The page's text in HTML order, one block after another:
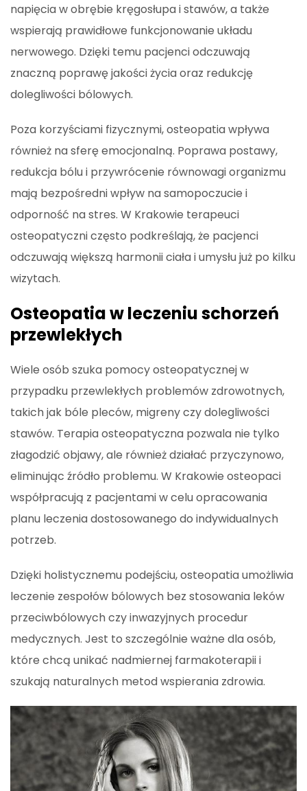
napięcia w obrębie kręgosłupa i stawów, a także
wspierają prawidłowe funkcjonowanie układu
nerwowego. Dzięki temu pacjenci odczuwają
znaczną poprawę jakości życia oraz redukcję
dolegliwości bólowych.
Poza korzyściami fizycznymi, osteopatia wpływa
również na sferę emocjonalną. Poprawa postawy,
redukcja bólu i przywrócenie równowagi organizmu
mają bezpośredni wpływ na samopoczucie i
odporność na stres. W Krakowie terapeuci
osteopatyczni często podkreślają, że pacjenci
odczuwają większą harmonii ciała i umysłu już po kilku
wizytach.
Osteopatia w leczeniu schorzeń
przewlekłych
Wiele osób szuka pomocy osteopatycznej w
przypadku przewlekłych problemów zdrowotnych,
takich jak bóle pleców, migreny czy dolegliwości
stawów. Terapia osteopatyczna pozwala nie tylko
złagodzić objawy, ale również działać przyczynowo,
eliminując źródło problemu. W Krakowie osteopaci
współpracują z pacjentami w celu opracowania
planu leczenia dostosowanego do indywidualnych
potrzeb.
Dzięki holistycznemu podejściu, osteopatia umożliwia
leczenie zespołów bólowych bez stosowania leków
przeciwbólowych czy inwazyjnych procedur
medycznych. Jest to szczególnie ważne dla osób,
które chcą unikać nadmiernej farmakoterapii i
szukają naturalnych metod wspierania zdrowia.